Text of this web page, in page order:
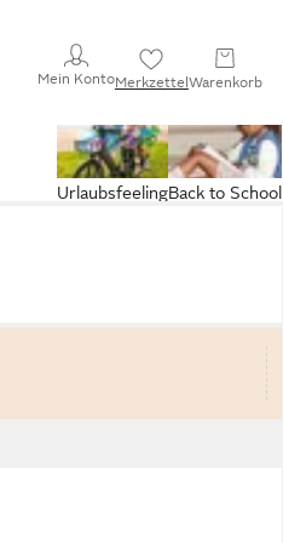
Mein KontoMerkzettelWarenkorb
Back to School
Urlaubsfeeling